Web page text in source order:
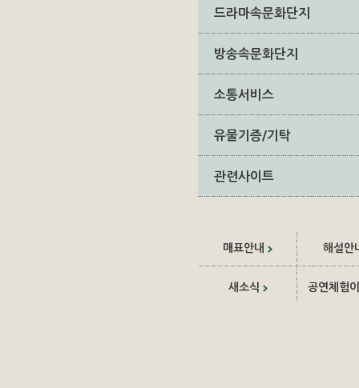
드라마속문화단지
방송속문화단지
소통서비스
유물기증/기탁
관련사이트
매표안내 해설안
새소식 공연체험